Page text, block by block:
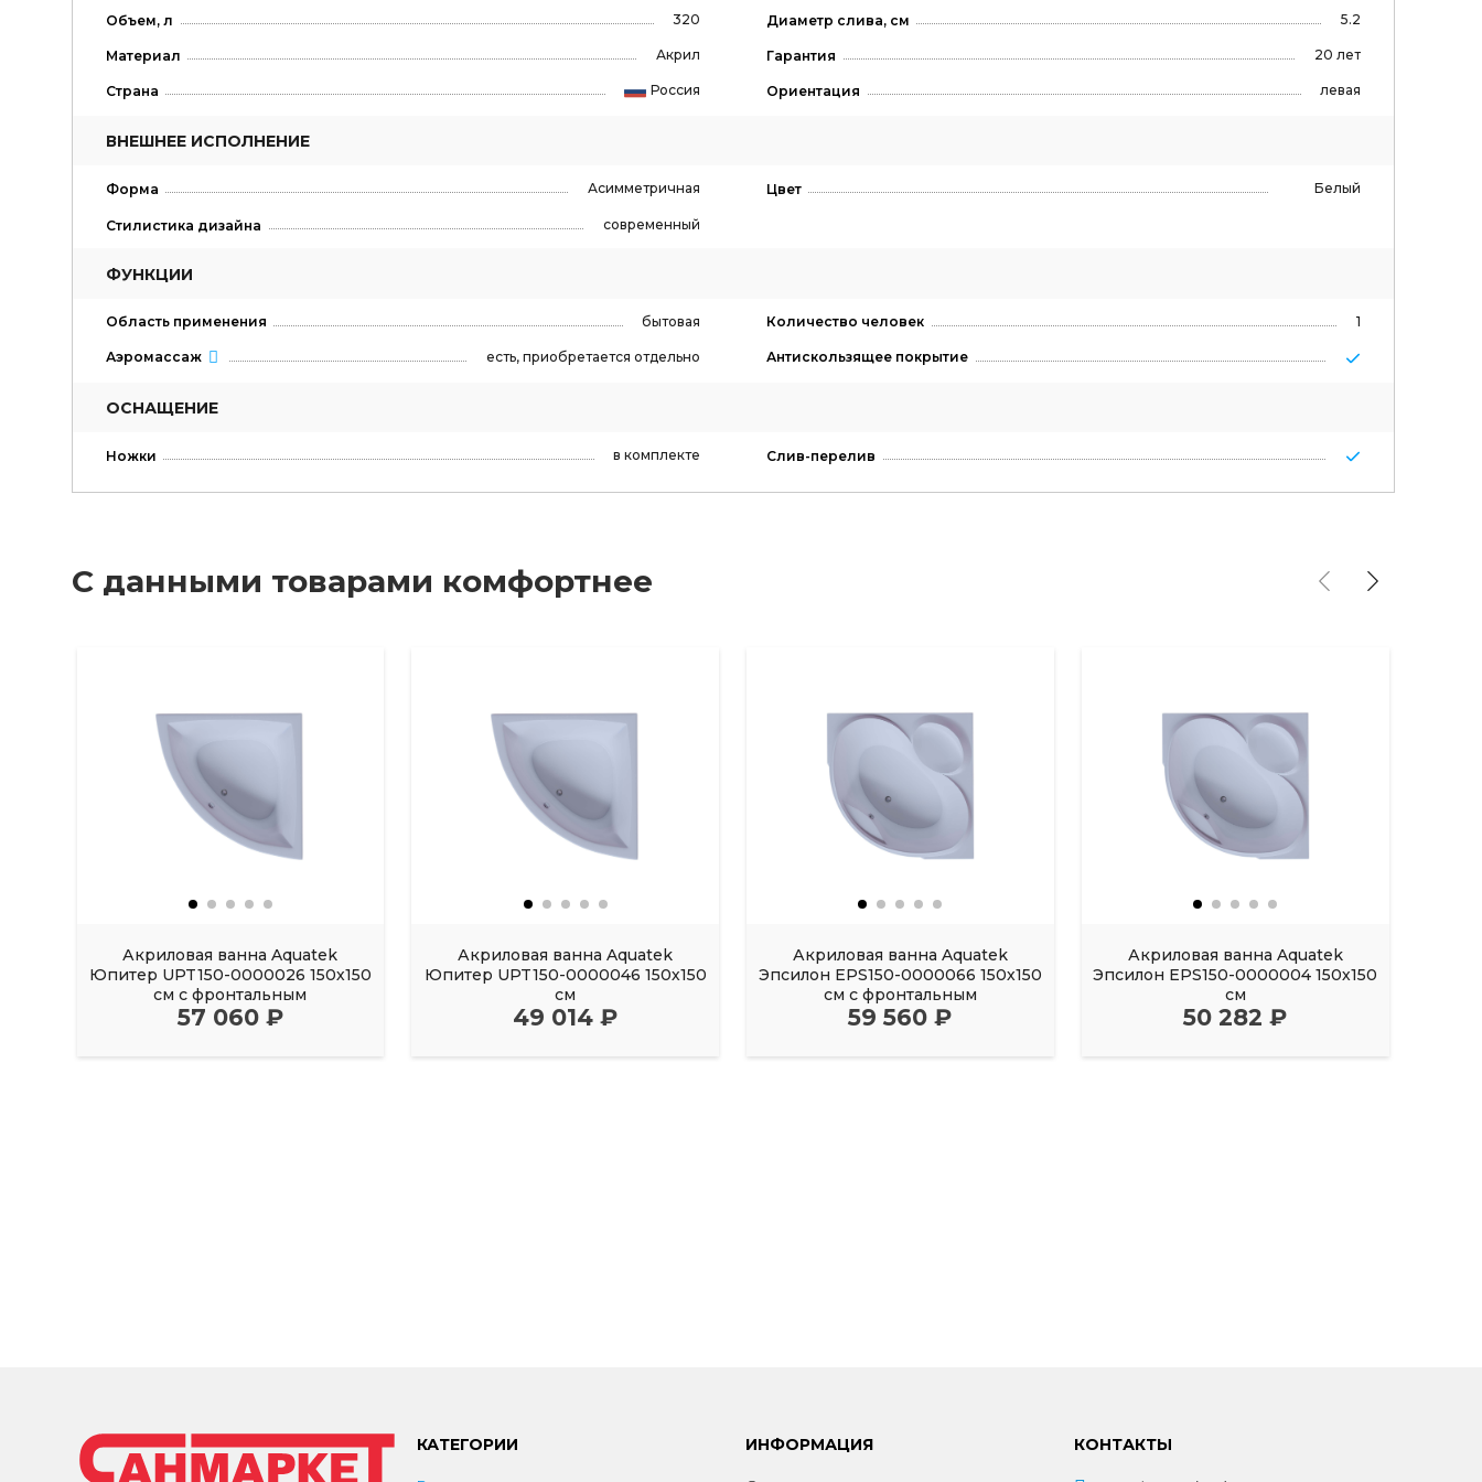
Объем, л 320 Диаметр слива, см 5.2
Материал Акрил Гарантия 20 лет
Страна Россия Ориентация левая
ВНЕШНЕЕ ИСПОЛНЕНИЕ
Форма Асимметричная Цвет Белый
Стилистика дизайна современный
ФУНКЦИИ
Область применения бытовая Количество человек 1
Аэромассаж есть, приобретается отдельно Антискользящее покрытие
ОСНАЩЕНИЕ
Ножки в комплекте Слив-перелив
С данными товарами комфортнее
Акриловая ванна Aquatek
Юпитер UPT150-0000026 150х150
см с фронтальным
57 060 ₽
Акриловая ванна Aquatek
Юпитер UPT150-0000046 150х150
см
49 014 ₽
Акриловая ванна Aquatek
Эпсилон EPS150-0000066 150х150
см с фронтальным
59 560 ₽
Акриловая ванна Aquatek
Эпсилон EPS150-0000004 150х150
см
50 282 ₽
КАТЕГОРИИ ИНФОРМАЦИЯ КОНТАКТЫ